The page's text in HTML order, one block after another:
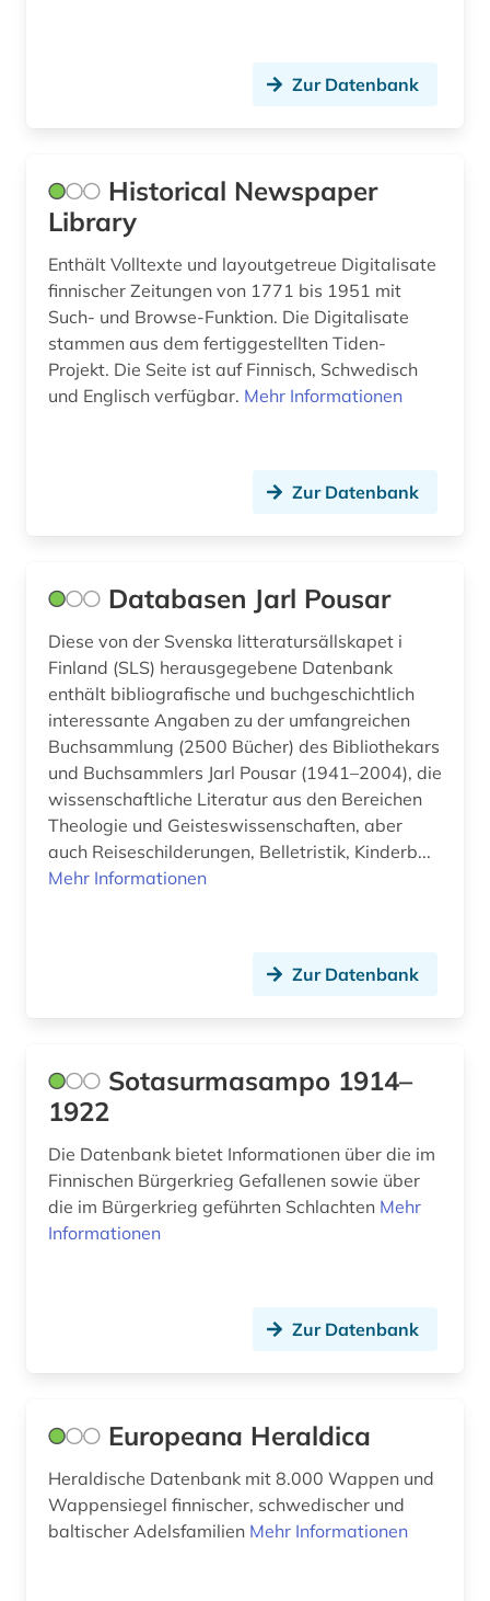
Zur Datenbank
Historical Newspaper
Library
Enthält Volltexte und layoutgetreue Digitalisate
finnischer Zeitungen von 1771 bis 1951 mit
Such- und Browse-Funktion. Die Digitalisate
stammen aus dem fertiggestellten Tiden-
Projekt. Die Seite ist auf Finnisch, Schwedisch
und Englisch verfügbar. Mehr Informationen
Zur Datenbank
Databasen Jarl Pousar
Diese von der Svenska litteratursällskapet i
Finland (SLS) herausgegebene Datenbank
enthält bibliografische und buchgeschichtlich
interessante Angaben zu der umfangreichen
Buchsammlung (2500 Bücher) des Bibliothekars
und Buchsammlers Jarl Pousar (1941–2004), die
wissenschaftliche Literatur aus den Bereichen
Theologie und Geisteswissenschaften, aber
auch Reiseschilderungen, Belletristik, Kinderb...
Mehr Informationen
Zur Datenbank
Sotasurmasampo 1914–
1922
Die Datenbank bietet Informationen über die im
Finnischen Bürgerkrieg Gefallenen sowie über
die im Bürgerkrieg geführten Schlachten Mehr
Informationen
Zur Datenbank
Europeana Heraldica
Heraldische Datenbank mit 8.000 Wappen und
Wappensiegel finnischer, schwedischer und
baltischer Adelsfamilien Mehr Informationen